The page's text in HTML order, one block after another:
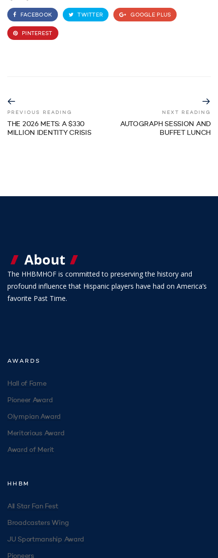
FACEBOOK TWITTER GOOGLE PLUS
PINTEREST
PREVIOUS READING
THE 2026 METS: A $330
MILLION IDENTITY CRISIS
NEXT READING
AUTOGRAPH SESSION AND
BUFFET LUNCH
The HHBMHOF is committed to preserving the history and
profound influence that Hispanic players have had on America’s
favorite Past Time.
AWARDS
Hall of Fame
Pioneer Award
Olympian Award
Meritorious Award
Award of Merit
HHBM
All Star Fan Fest
Broadcasters Wing
JU Sportmanship Award
Pioneers